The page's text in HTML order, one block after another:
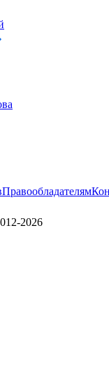
Правообладателям
2026